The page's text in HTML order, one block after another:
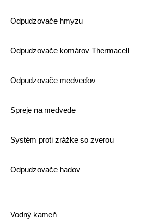
Odpudzovače hmyzu
Odpudzovače komárov Thermacell
Odpudzovače medveďov
Spreje na medvede
Systém proti zrážke so zverou
Odpudzovače hadov
Vodný kameň